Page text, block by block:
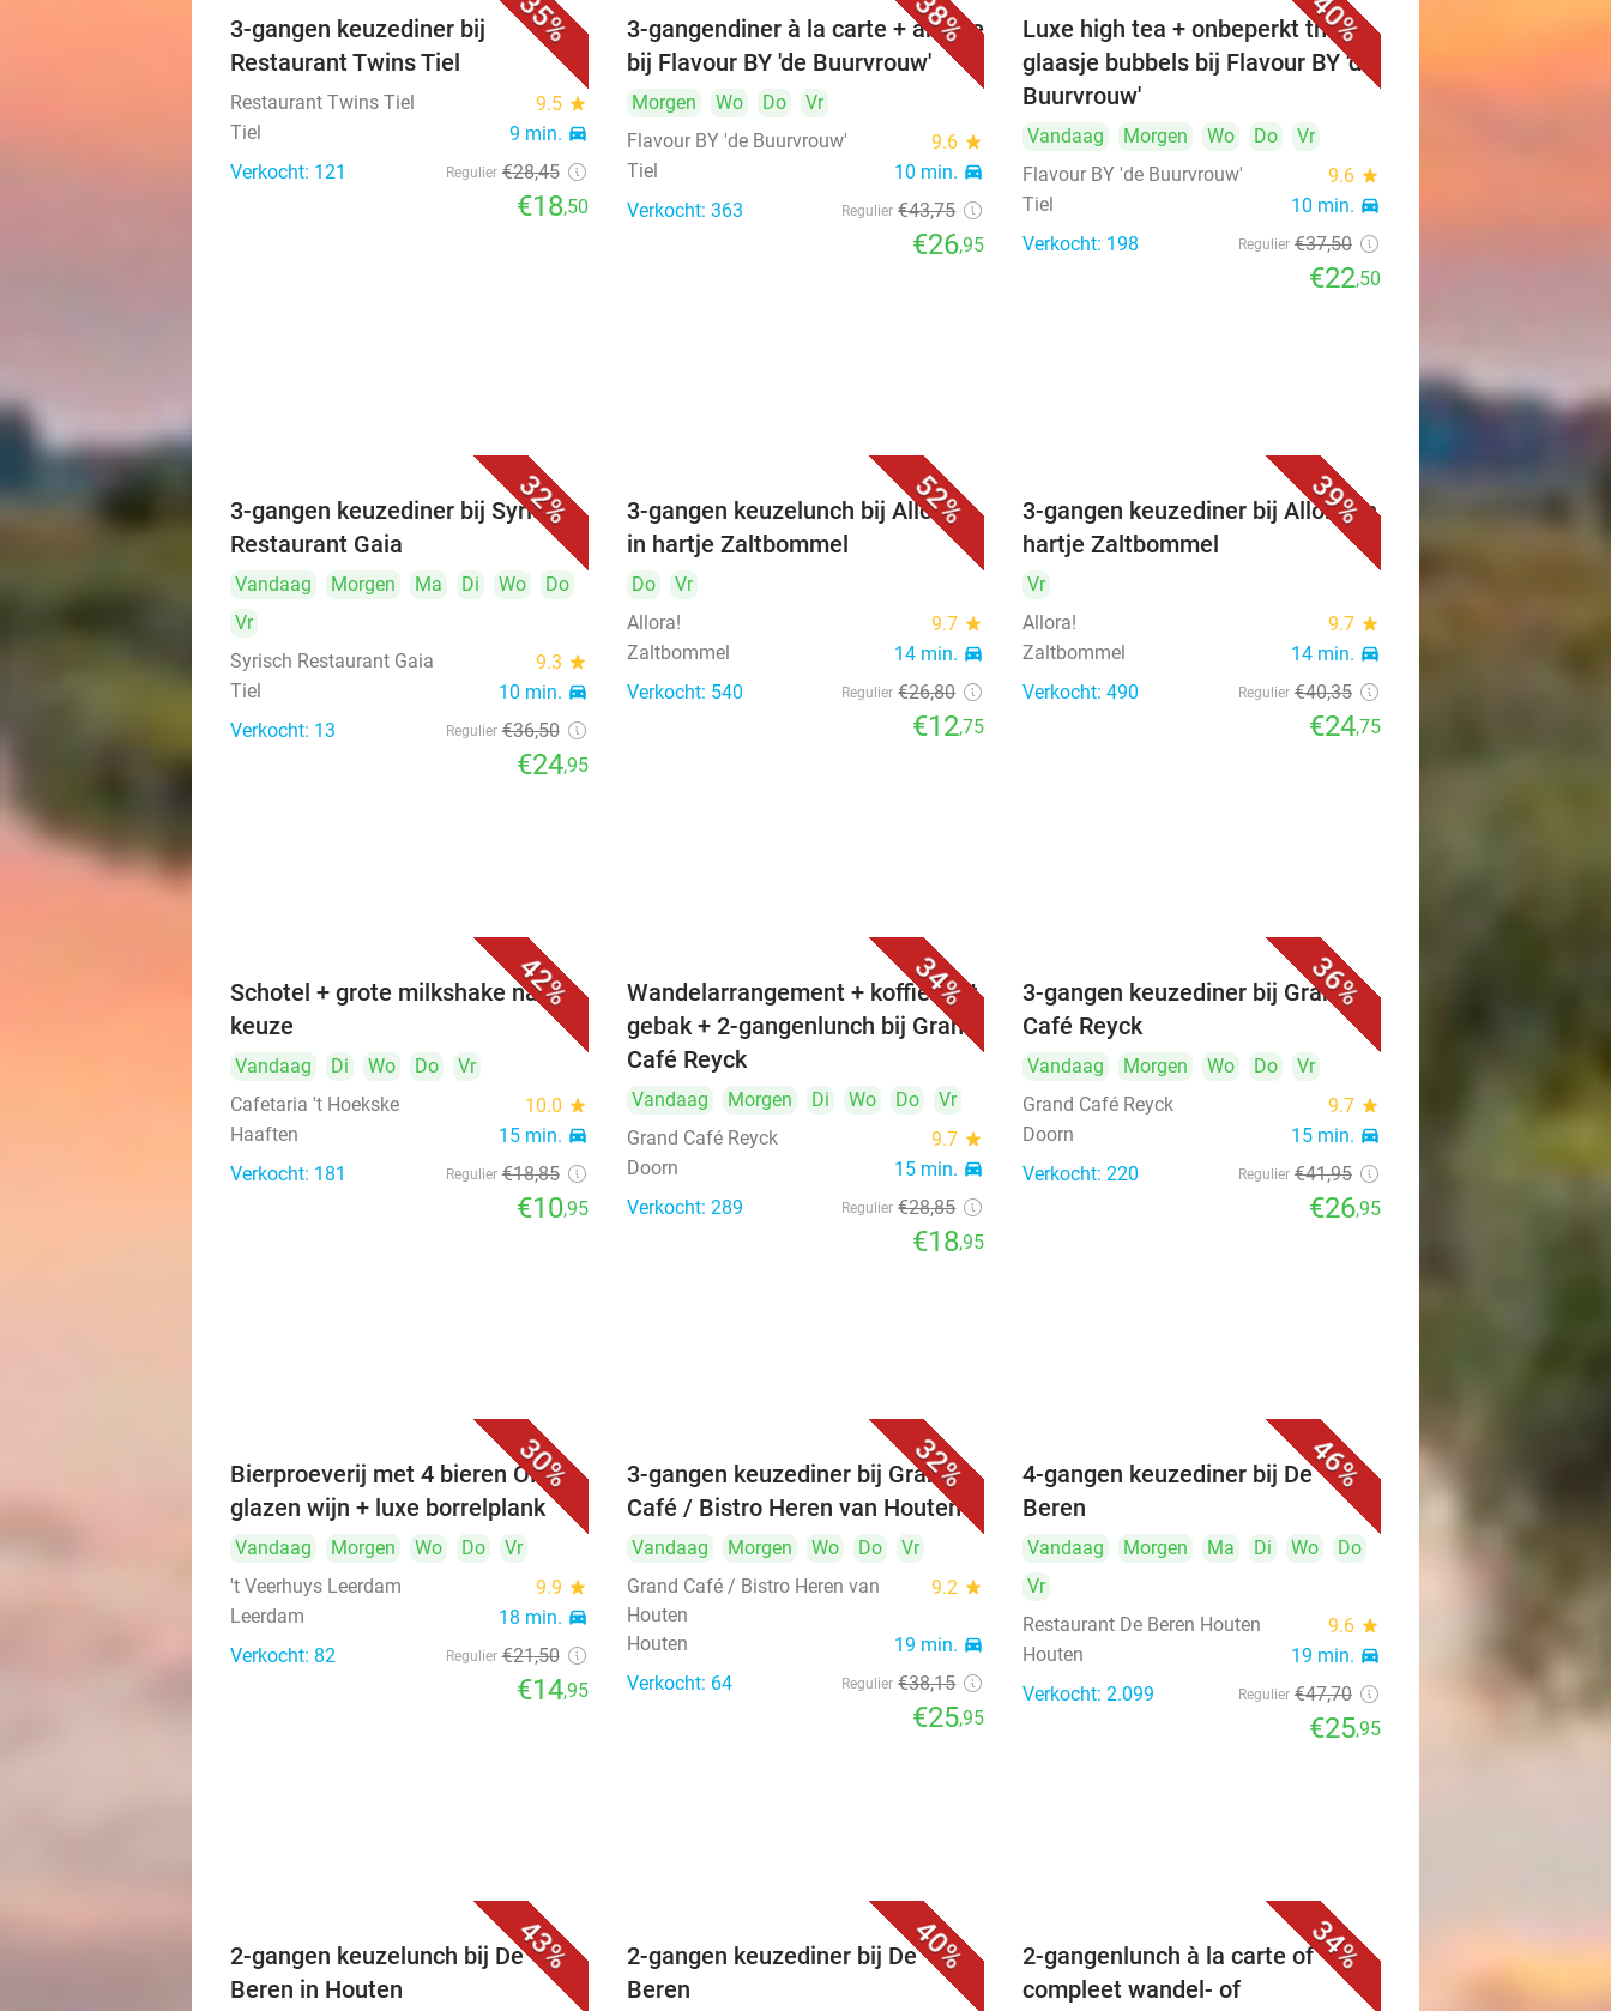
35%
3-gangen keuzediner bij
Restaurant Twins Tiel
Restaurant Twins Tiel 9.5 star
Tiel 9 min. directions_car
Verkocht: 121 Regulier €28,45
€18,50
38%
3-gangendiner à la carte + amuse
bij Flavour BY 'de Buurvrouw'
Morgen Wo Do
Vr
Flavour BY 'de Buurvrouw'
9.6 star
Tiel 10 min. directions_car
Verkocht: 363 Regulier €43,75
€26,95
40%
Luxe high tea + onbeperkt thee +
glaasje bubbels bij Flavour BY 'de
Buurvrouw'
Vandaag Morgen Wo Do
Vr
Flavour BY 'de Buurvrouw'
9.6 star
Tiel 10 min. directions_car
Verkocht: 198 Regulier €37,50
€22,50
32%
3-gangen keuzediner bij Syrisch
Restaurant Gaia
Vandaag Morgen Ma Di Wo
Do
Vr
Syrisch Restaurant Gaia
9.3 star
Tiel 10 min. directions_car
Verkocht: 13 Regulier €36,50
€24,95
52%
3-gangen keuzelunch bij Allora!
in hartje Zaltbommel
Do
Vr
Allora!
9.7 star
Zaltbommel 14 min. directions_car
Verkocht: 540 Regulier €26,80
€12,75
39%
3-gangen keuzediner bij Allora! in
hartje Zaltbommel
Vr
Allora!
9.7 star
Zaltbommel 14 min. directions_car
Verkocht: 490 Regulier €40,35
€24,75
42%
Schotel + grote milkshake naar
keuze
Vandaag Di Wo Do
Vr
Cafetaria 't Hoekske
10.0 star
Haaften 15 min. directions_car
Verkocht: 181 Regulier €18,85
€10,95
34%
Wandelarrangement + koffie met
gebak + 2-gangenlunch bij Grand
Café Reyck
Vandaag Morgen Di Wo Do
Vr
Grand Café Reyck
9.7 star
Doorn 15 min. directions_car
Verkocht: 289 Regulier €28,85
€18,95
36%
3-gangen keuzediner bij Grand
Café Reyck
Vandaag Morgen Wo Do
Vr
Grand Café Reyck
9.7 star
Doorn 15 min. directions_car
Verkocht: 220 Regulier €41,95
€26,95
30%
Bierproeverij met 4 bieren OF 2
glazen wijn + luxe borrelplank
Vandaag Morgen Wo Do
Vr
't Veerhuys Leerdam
9.9 star
Leerdam 18 min. directions_car
Verkocht: 82 Regulier €21,50
€14,95
32%
3-gangen keuzediner bij Grand
Café / Bistro Heren van Houten
Vandaag Morgen Wo Do
Vr
Grand Café / Bistro Heren van
Houten
9.2 star
Houten 19 min. directions_car
Verkocht: 64 Regulier €38,15
€25,95
46%
4-gangen keuzediner bij De
Beren
Vandaag Morgen Ma Di Wo
Do
Vr
Restaurant De Beren Houten
9.6 star
Houten 19 min. directions_car
Verkocht: 2.099 Regulier €47,70
€25,95
43%
2-gangen keuzelunch bij De
Beren in Houten
40%
2-gangen keuzediner bij De
Beren
34%
2-gangenlunch à la carte of
compleet wandel- of